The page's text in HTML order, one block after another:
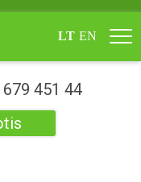
LT EN
451 44